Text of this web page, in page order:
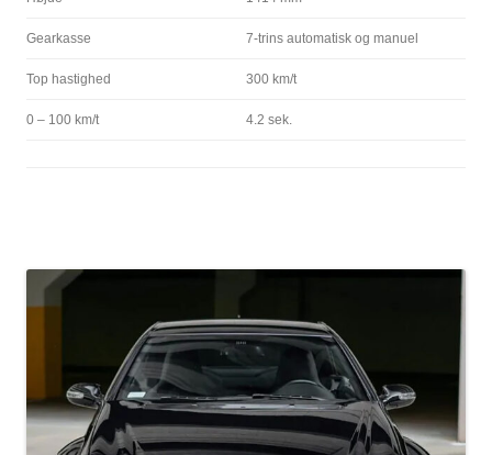
Gearkasse 7-trins automatisk og manuel
Top hastighed 300 km/t
0 – 100 km/t 4.2 sek.